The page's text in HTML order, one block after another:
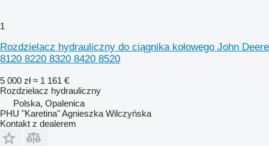
1
Rozdzielacz hydrauliczny do ciągnika kołowego John Deere
8120 8220 8320 8420 8520
5 000 zł ≈ 1 161 €
Rozdzielacz hydrauliczny
Polska, Opalenica
PHU "Karetina" Agnieszka Wilczyńska
Kontakt z dealerem